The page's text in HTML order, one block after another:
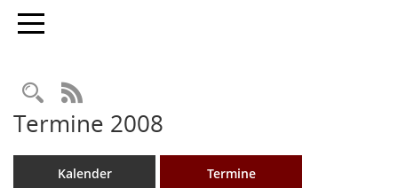
Toggle navigation
Rechercheauswahl
RSS-Feed
Termine 2008
Kalender Termine